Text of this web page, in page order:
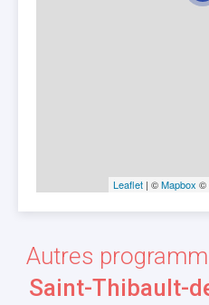
Leaflet | ©Mapbox ©
Autres
Saint-Thibault-